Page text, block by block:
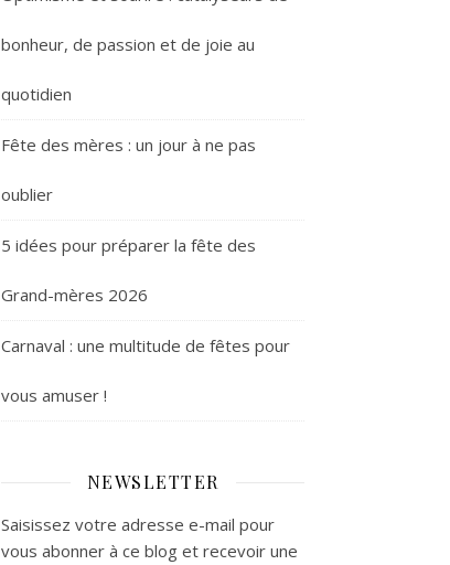
bonheur, de passion et de joie au
quotidien
Fête des mères : un jour à ne pas
oublier
5 idées pour préparer la fête des
Grand-mères 2026
Carnaval : une multitude de fêtes pour
vous amuser !
NEWSLETTER
Saisissez votre adresse e-mail pour
vous abonner à ce blog et recevoir une